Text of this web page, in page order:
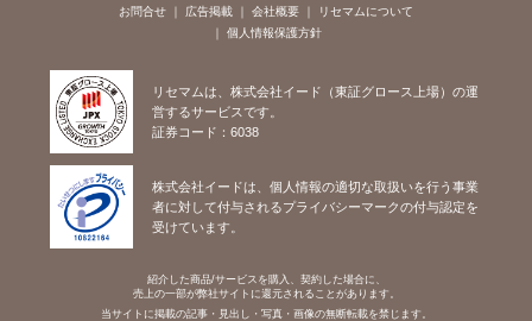
お問合せ 広告掲載 会社概要
リセマムについて
個人情報保護方針
リセマムは、株式会社イード（東証グロース上場）の運
営するサービスです。
証券コード：6038
株式会社イードは、個人情報の適切な取扱いを行う事業
者に対して付与されるプライバシーマークの付与認定を
受けています。
紹介した商品/サービスを購入、契約した場合に、
売上の一部が弊社サイトに還元されることがあります。
当サイトに掲載の記事・見出し・写真・画像の無断転載を禁じます。